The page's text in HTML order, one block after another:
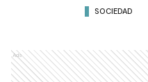
SOCIEDAD
Ads